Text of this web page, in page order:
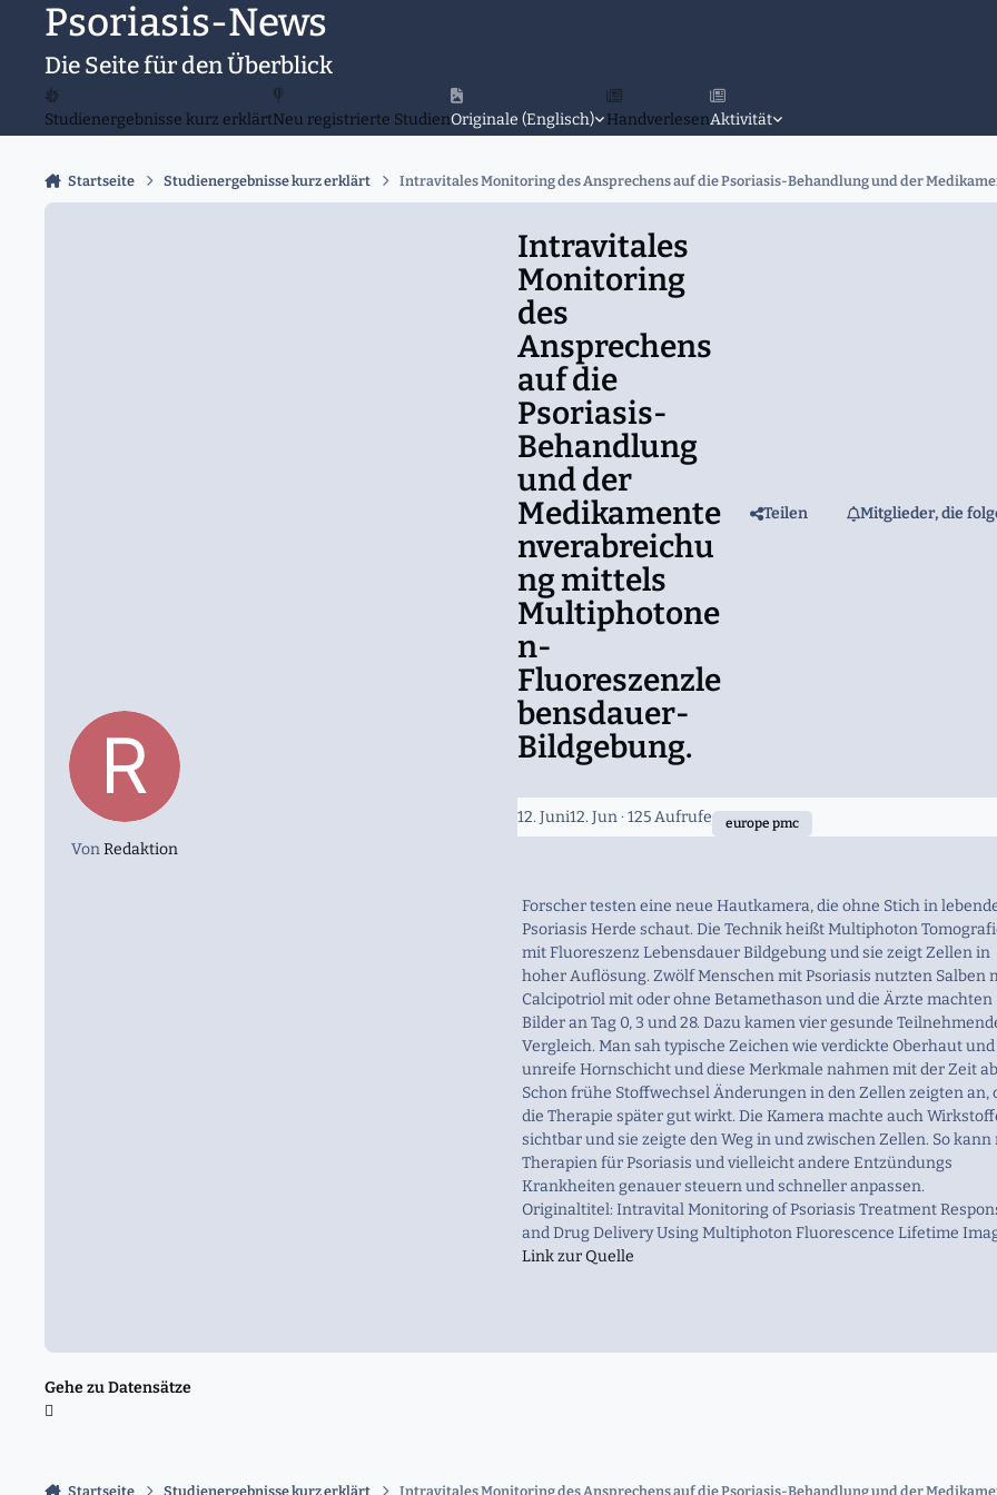
Zu Inhalt springen
Psoriasis-News
Die Seite für den Überblick
Studienergebnisse kurz erklärtNeu registrierte StudienOriginale (Englisch) HandverlesenAktivität
Startseite Studienergebnisse kurz erklärt Intravitales Monitoring des Ansprechens auf die Psoriasis-Behandlung und der
VonRedaktion
Intravitales
Monitoring
des
Ansprechens
auf die
Psoriasis-
Behandlung
und der
Medikamente
nverabreichu
ng mittels
Multiphotone
n-
Fluoreszenzle
bensdauer-
Bildgebung.
Teilen Mitglieder, die
12. Juni12. Jun· 125 Aufrufe europe pmc
Forscher testen eine neue Hautkamera, die ohne Stich in
Psoriasis Herde schaut. Die Technik heißt Multiphoton
mit Fluoreszenz Lebensdauer Bildgebung und sie zeigt Zellen in
hoher Auflösung. Zwölf Menschen mit Psoriasis nutzten Salben
Calcipotriol mit oder ohne Betamethason und die Ärzte machten
Bilder an Tag 0, 3 und 28. Dazu kamen vier gesunde
Vergleich. Man sah typische Zeichen wie verdickte Oberhaut und
unreife Hornschicht und diese Merkmale nahmen mit der Zeit
Schon frühe Stoffwechsel Änderungen in den Zellen zeigten an,
die Therapie später gut wirkt. Die Kamera machte auch
sichtbar und sie zeigte den Weg in und zwischen Zellen. So kann
Therapien für Psoriasis und vielleicht andere Entzündungs
Krankheiten genauer steuern und schneller anpassen.
Originaltitel: Intravital Monitoring of Psoriasis Treatment
and Drug Delivery Using Multiphoton Fluorescence Lifetime
Link zur Quelle
Gehe zu Datensätze
Startseite Studienergebnisse kurz erklärt Intravitales Monitoring des Ansprechens auf die Psoriasis-Behandlung und der